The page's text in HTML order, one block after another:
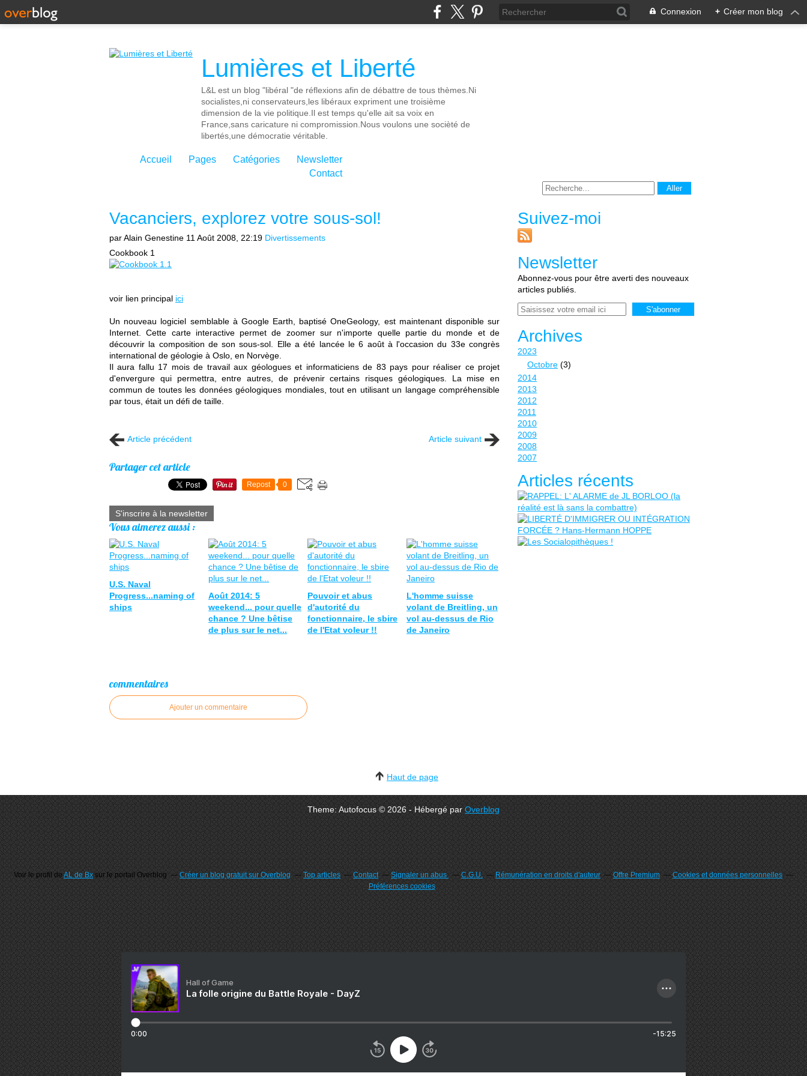
Connexion + Créer mon blog
Lumières et Liberté
L&L est un blog "libéral "de réflexions afin de débattre de tous thèmes.Ni
socialistes,ni conservateurs,les libéraux expriment une troisième
dimension de la vie politique.Il est temps qu'elle ait sa voix en
France,sans caricature ni compromission.Nous voulons une socièté de
libertés,une démocratie véritable.
Accueil Pages Catégories
Newsletter
Contact
Vacanciers, explorez votre sous-sol!
par Alain Genestine 11 Août 2008, 22:19 Divertissements
Cookbook 1
voir lien principal ici
Un nouveau logiciel semblable à Google Earth, baptisé OneGeology, est maintenant disponible sur
Internet. Cette carte interactive permet de zoomer sur n'importe quelle partie du monde et de
découvrir la composition de son sous-sol. Elle a été lancée le 6 août à l'occasion du 33e congrès
international de géologie à Oslo, en Norvège.
Il aura fallu 17 mois de travail aux géologues et informaticiens de 83 pays pour réaliser ce projet
d'envergure qui permettra, entre autres, de prévenir certains risques géologiques. La mise en
commun de toutes les données géologiques mondiales, tout en utilisant un langage compréhensible
par tous, était un défi de taille.
Article précédent Article suivant
Partager cet article
Repost 0
S'inscrire à la newsletter
Vous aimerez aussi :
U.S. Naval
Progress...naming of
ships
Août 2014: 5
weekend... pour quelle
chance ? Une bêtise
de plus sur le net...
Pouvoir et abus
d'autorité du
fonctionnaire, le sbire
de l'Etat voleur !!
L'homme suisse
volant de Breitling, un
vol au-dessus de Rio
de Janeiro
commentaires
Ajouter un commentaire
Suivez-moi
Newsletter
Abonnez-vous pour être averti des nouveaux
articles publiés.
Email
Archives
2023
Octobre (3)
2014
2013
2012
2011
2010
2009
2008
2007
Articles récents
Haut de page
Theme: Autofocus © 2026 - Hébergé parOverblog
Voir le profil deAL de Bxsur le portail Overblog Créer un blog gratuit sur Overblog Top articles Contact Signaler un abus C.G.U. Rémunération en droits d'auteur Offre Premium
Cookies et données personnelles
Préférences cookies
Hall of Game
La folle origine du Battle Royale - DayZ
0:00 -15:25